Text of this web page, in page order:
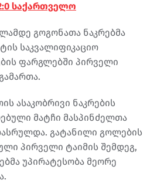
საქართველო
გოგონათა ნაკრებმა
საკვალიფიკაციო
ფარგლებში პირველი
ასაკობრივი ნაკრების
მატჩი მასპინძელთა
გატანილი გოლების
პირველი ტაიმის შემდეგ,
უპირატესობა მეორე